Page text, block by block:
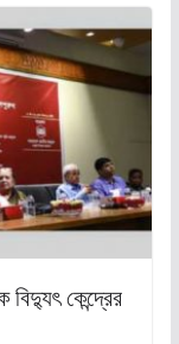
কেন্দ্রের